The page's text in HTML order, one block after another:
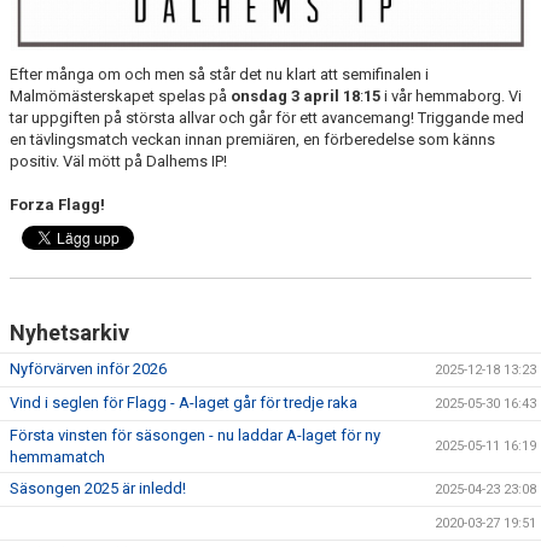
Efter många om och men så står det nu klart att semifinalen i
Malmömästerskapet spelas på onsdag 3 april 18:15 i vår hemmaborg. Vi
tar uppgiften på största allvar och går för ett avancemang! Triggande med
en tävlingsmatch veckan innan premiären, en förberedelse som känns
positiv. Väl mött på Dalhems IP!
Forza Flagg!
Nyhetsarkiv
Nyförvärven inför 2026 2025-12-18 13:23
Vind i seglen för Flagg - A-laget går för tredje raka 2025-05-30 16:43
Första vinsten för säsongen - nu laddar A-laget för ny
hemmamatch
2025-05-11 16:19
Säsongen 2025 är inledd! 2025-04-23 23:08
2020-03-27 19:51